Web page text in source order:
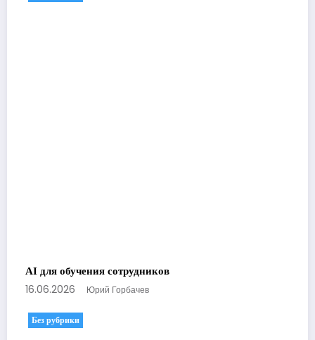
AI для обучения сотрудников
16.06.2026 Юрий Горбачев
Без рубрики